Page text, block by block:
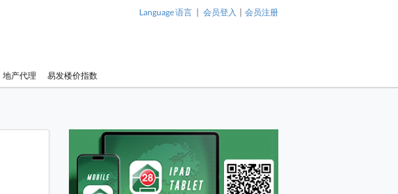
Language 语言 | 会员登入 | 会员注册
地产代理 易发楼价指数